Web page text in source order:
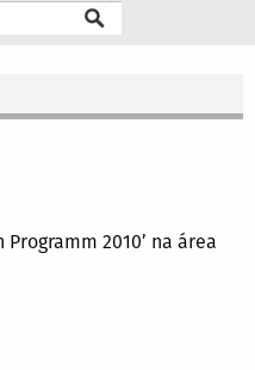
Canais
Programm 2010’ na área